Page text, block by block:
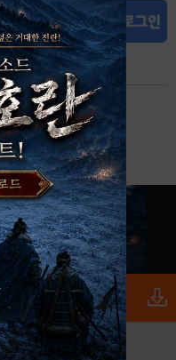
회원가입
전체앱